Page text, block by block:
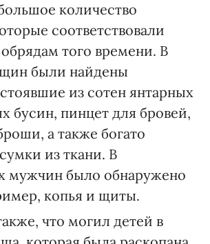
количество
соответствовали
того времени. В
были найдены
из сотен янтарных
бусин, пинцет для бровей,
а также богато
из ткани. В
мужчин было обнаружено
копья и щиты.
что могил детей в